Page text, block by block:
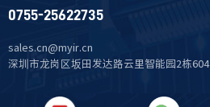
0755-25622735
sales.cn@myir.cn
深圳市龙岗区坂田发达路云里智能园2栋604